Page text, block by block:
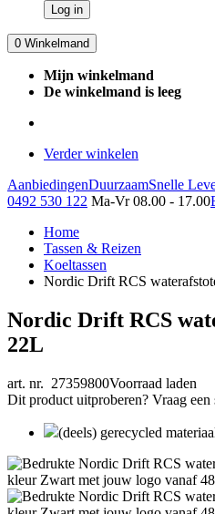
Log in
0 Winkelmand
Mijn winkelmand
De winkelmand is leeg
Verder winkelen
AanbiedingenDuurzaamSnelle
0492 530 122 Ma-Vr 08.00 - 17.00
Home
Tassen & Reizen
Koeltassen
Nordic Drift RCS
Nordic Drift RCS
22L
art. nr. 27359800Voorraad laden
Dit product uitproberen? Vraag een
(deels) gerecycled